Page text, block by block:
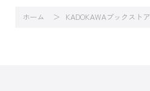
ホーム KADOKAWAブックストア